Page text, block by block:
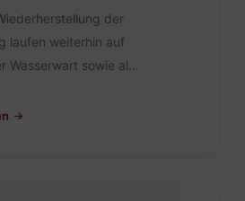
der
laufen weiterhin auf
Wasserwart sowie al…